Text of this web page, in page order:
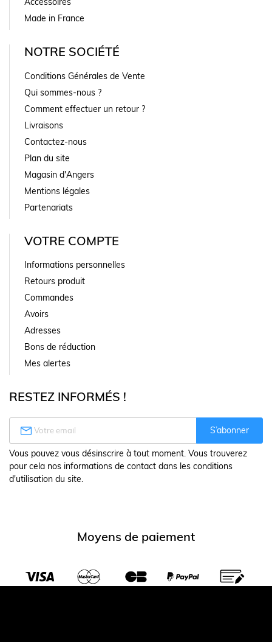
Made in France
NOTRE SOCIÉTÉ
Conditions Générales de Vente
Qui sommes-nous ?
Comment effectuer un retour ?
Livraisons
Contactez-nous
Plan du site
Magasin d'Angers
Mentions légales
Partenariats
VOTRE COMPTE
Informations personnelles
Retours produit
Commandes
Avoirs
Adresses
Bons de réduction
Mes alertes
RESTEZ INFORMÉS !
 S’abonner
Vous pouvez vous désinscrire à tout moment. Vous trouverez
pour cela nos informations de contact dans les conditions
d'utilisation du site.
Moyens de paiement